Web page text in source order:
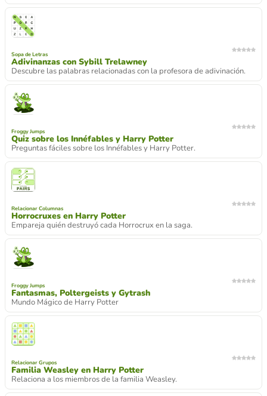
Sopa de Letras
Adivinanzas con Sybill Trelawney
Descubre las palabras relacionadas con la profesora de adivinación.
Froggy Jumps
Quiz sobre los Innéfables y Harry Potter
Preguntas fáciles sobre los Innéfables y Harry Potter.
Relacionar Columnas
Horrocruxes en Harry Potter
Empareja quién destruyó cada Horrocrux en la saga.
Froggy Jumps
Fantasmas, Poltergeists y Gytrash
Mundo Mágico de Harry Potter
Relacionar Grupos
Familia Weasley en Harry Potter
Relaciona a los miembros de la familia Weasley.